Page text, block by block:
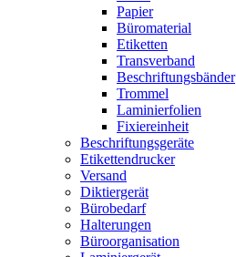
Papier
Büromaterial
Etiketten
Transverband
Beschriftungsbänder
Trommel
Laminierfolien
Fixiereinheit
Beschriftungsgeräte
Etikettendrucker
Versand
Diktiergerät
Bürobedarf
Halterungen
Büroorganisation